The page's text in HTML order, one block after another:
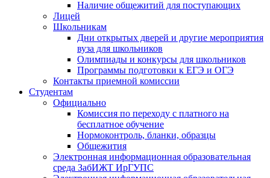
Наличие общежитий для поступающих
Лицей
Школьникам
Дни открытых дверей и другие мероприятия
вуза для школьников
Олимпиады и конкурсы для школьников
Программы подготовки к ЕГЭ и ОГЭ
Контакты приемной комиссии
Студентам
Официально
Комиссия по переходу с платного на
бесплатное обучение
Нормоконтроль, бланки, образцы
Общежития
Электронная информационная образовательная
среда ЗабИЖТ ИрГУПС